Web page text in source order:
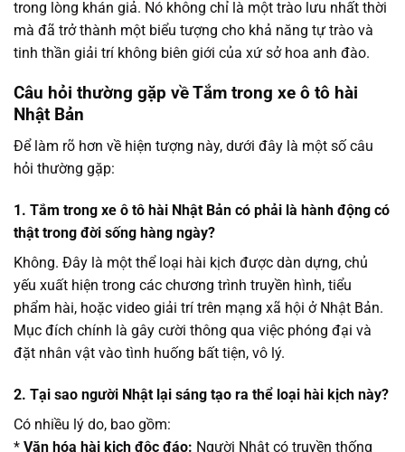
trong lòng khán giả. Nó không chỉ là một trào lưu nhất thời
mà đã trở thành một biểu tượng cho khả năng tự trào và
tinh thần giải trí không biên giới của xứ sở hoa anh đào.
Câu hỏi thường gặp về Tắm trong xe ô tô hài
Nhật Bản
Để làm rõ hơn về hiện tượng này, dưới đây là một số câu
hỏi thường gặp:
1. Tắm trong xe ô tô hài Nhật Bản có phải là hành động có
thật trong đời sống hàng ngày?
Không. Đây là một thể loại hài kịch được dàn dựng, chủ
yếu xuất hiện trong các chương trình truyền hình, tiểu
phẩm hài, hoặc video giải trí trên mạng xã hội ở Nhật Bản.
Mục đích chính là gây cười thông qua việc phóng đại và
đặt nhân vật vào tình huống bất tiện, vô lý.
2. Tại sao người Nhật lại sáng tạo ra thể loại hài kịch này?
Có nhiều lý do, bao gồm:
* Văn hóa hài kịch độc đáo: Người Nhật có truyền thống